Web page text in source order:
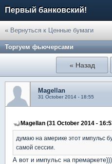
Первый банковский!
« Вернуться к Ценные бумаги
Торгуем фьючерсами
« Назад
Magellan
31 October 2014 - 18:55
Magellan (31 October 2014 -
думаю на америке этот импульс
самой сессии.
А вот и импульс на премаркете)))